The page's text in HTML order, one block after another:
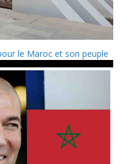
le Maroc et son peuple